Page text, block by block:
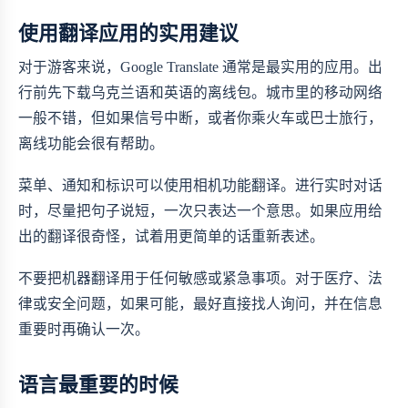
使用翻译应用的实用建议
对于游客来说，Google Translate 通常是最实用的应用。出
行前先下载乌克兰语和英语的离线包。城市里的移动网络
一般不错，但如果信号中断，或者你乘火车或巴士旅行，
离线功能会很有帮助。
菜单、通知和标识可以使用相机功能翻译。进行实时对话
时，尽量把句子说短，一次只表达一个意思。如果应用给
出的翻译很奇怪，试着用更简单的话重新表述。
不要把机器翻译用于任何敏感或紧急事项。对于医疗、法
律或安全问题，如果可能，最好直接找人询问，并在信息
重要时再确认一次。
语言最重要的时候